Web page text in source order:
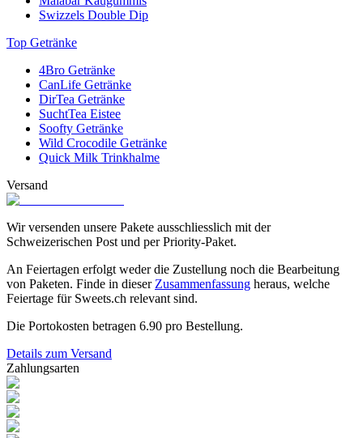
Swizzels Double Dip
Top Getränke
4Bro Getränke
CanLife Getränke
DirTea Getränke
SuchtTea Eistee
Soofty Getränke
Wild Crocodile Getränke
Quick Milk Trinkhalme
Versand
Wir versenden unsere Pakete ausschliesslich mit der
Schweizerischen Post und per Priority-Paket.
An Feiertagen erfolgt weder die Zustellung noch die Bearbeitung
von Paketen. Finde in dieser Zusammenfassung heraus, welche
Feiertage für Sweets.ch relevant sind.
Die Portokosten betragen 6.90 pro Bestellung.
Details zum Versand
Zahlungsarten